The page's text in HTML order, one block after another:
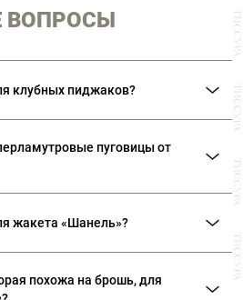
ВОПРОСЫ
клубных пиджаков?
символикой. Также вы можете
пуговицы от
«под рог» всегда идеально идентичны.
подержать в руке, останется холодным.
жакета «Шанель»?
в стиле «Шанель», но и различную
неотъемлемой частью стиля «Шанель».
похожа на брошь, для